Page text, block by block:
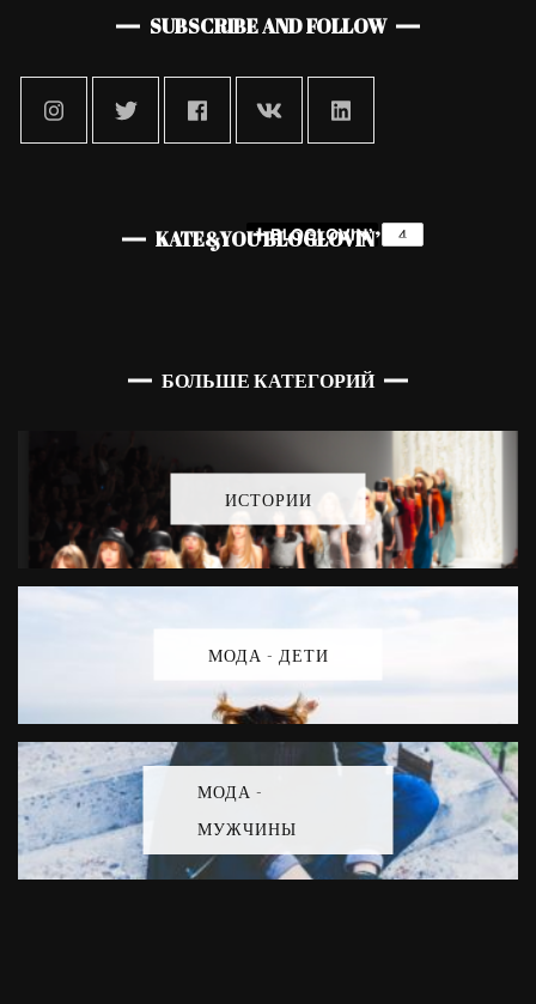
SUBSCRIBE AND FOLLOW
KATE&YOU BLOGLOVIN’
БОЛЬШЕ КАТЕГОРИЙ
ИСТОРИИ
МОДА - ДЕТИ
МОДА -
МУЖЧИНЫ